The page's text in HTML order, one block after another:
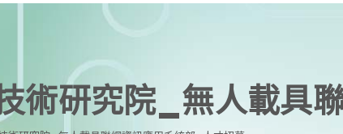
術研究院_無人載具